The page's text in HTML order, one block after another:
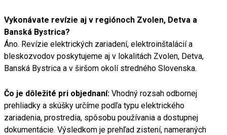
Vykonávate revízie aj v regiónoch Zvolen, Detva a
Banská Bystrica?
Áno. Revízie elektrických zariadení, elektroinštalácií a
bleskozvodov poskytujeme aj v lokalitách Zvolen, Detva,
Banská Bystrica a v širšom okolí stredného Slovenska.
Čo je dôležité pri objednaní: Vhodný rozsah odbornej
prehliadky a skúšky určíme podľa typu elektrického
zariadenia, prostredia, spôsobu používania a dostupnej
dokumentácie. Výsledkom je prehľad zistení, nameraných